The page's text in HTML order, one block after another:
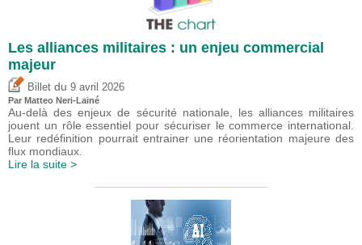
Les alliances militaires : un enjeu commercial
majeur
Billet du 9 avril 2026
Par Matteo Neri-Lainé
Au-delà des enjeux de sécurité nationale, les alliances militaires
jouent un rôle essentiel pour sécuriser le commerce international.
Leur redéfinition pourrait entrainer une réorientation majeure des
flux mondiaux.
Lire la suite >